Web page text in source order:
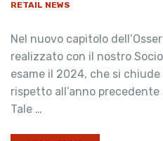
RETAIL NEWS
Nel nuovo capitolo
realizzato con il nostro
esame il 2024, che si
rispetto all’anno
Tale …